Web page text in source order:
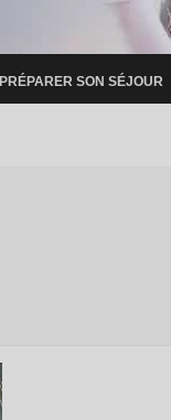
PRÉPARER SON SÉJOUR